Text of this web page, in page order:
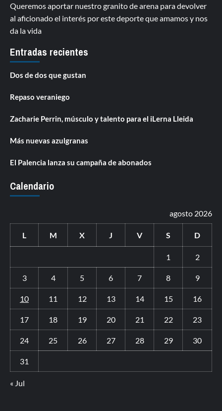
Queremos aportar nuestro granito de arena para devolver
al aficionado el interés por este deporte que amamos y nos
da la vida
Entradas recientes
Dos de dos que gustan
Repaso veraniego
Zacharie Perrin, músculo y talento para el iLerna Lleida
Más nuevas azulgranas
El Palencia lanza su campaña de abonados
Calendario
agosto 2026
L M X J V S D
1 2
3 4 5 6 7 8 9
10 11 12 13 14 15 16
17 18 19 20 21 22 23
24 25 26 27 28 29 30
31
« Jul